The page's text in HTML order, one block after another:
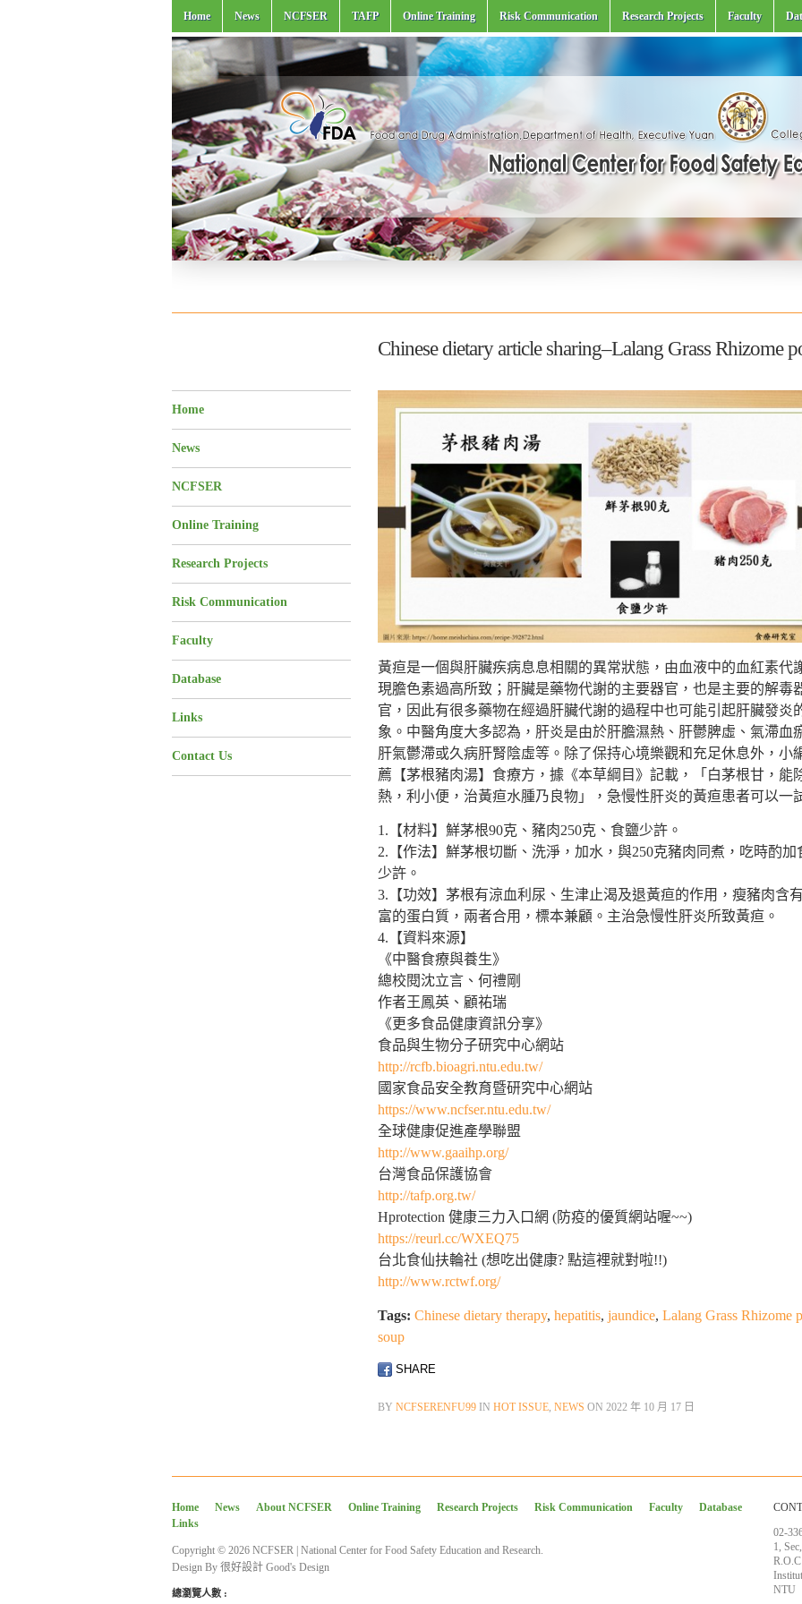
Home News NCFSER TAFP Online Training Risk Communication Research Projects Faculty
Chinese dietary article sharing–Lalang Grass Rhizome
Home
News
NCFSER
Online Training
Research Projects
Risk Communication
Faculty
Database
Links
Contact Us
黃疸是一個與肝臟疾病息息相關的異常狀態，由血液中的血紅素代
現膽色素過高所致；肝臟是藥物代謝的主要器官，也是主要的解毒
官，因此有很多藥物在經過肝臟代謝的過程中也可能引起肝臟發炎
象。中醫角度大多認為，肝炎是由於肝膽濕熱、肝鬱脾虛、氣滯血
肝氣鬱滯或久病肝腎陰虛等。除了保持心境樂觀和充足休息外，小
薦【茅根豬肉湯】食療方，據《本草綱目》記載，「白茅根甘，能
熱，利小便，治黃疸水腫乃良物」，急慢性肝炎的黃疸患者可以一
1.【材料】鮮茅根90克、豬肉250克、食鹽少許。
2.【作法】鮮茅根切斷、洗淨，加水，與250克豬肉同煮，吃時酌加
少許。
3.【功效】茅根有涼血利尿、生津止渴及退黃疸的作用，瘦豬肉含
富的蛋白質，兩者合用，標本兼顧。主治急慢性肝炎所致黃疸。
4.【資料來源】
《中醫食療與養生》
總校閱沈立言、何禮剛
作者王鳳英、顧祐瑞
《更多食品健康資訊分享》
食品與生物分子研究中心網站
http://rcfb.bioagri.ntu.edu.tw/
國家食品安全教育暨研究中心網站
https://www.ncfser.ntu.edu.tw/
全球健康促進產學聯盟
http://www.gaaihp.org/
台灣食品保護協會
http://tafp.org.tw/
Hprotection 健康三力入口網 (防疫的優質網站喔~~)
https://reurl.cc/WXEQ75
台北食仙扶輪社 (想吃出健康? 點這裡就對啦!!)
http://www.rctwf.org/
Tags: Chinese dietary therapy, hepatitis, jaundice, Lalang Grass Rhizome
soup
SHARE
BY NCFSERENFU99 IN HOT ISSUE NEWS ON 2022 年 10 月 17 日
02-
1,
R.O.C
NTU
Home News About NCFSER Online Training Research Projects Risk Communication Faculty
Database
Links
Copyright © 2026 NCFSER | National Center for Food Safety Education and Research.
Design By 很好設計 Good's Design
總瀏覽人數 :